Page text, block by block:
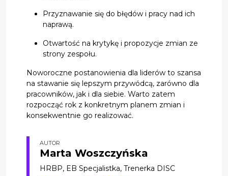
Przyznawanie się do błędów i pracy nad ich
naprawą.
Otwartość na krytykę i propozycje zmian ze
strony zespołu.
Noworoczne postanowienia dla liderów to szansa
na stawanie się lepszym przywódcą, zarówno dla
pracowników, jak i dla siebie. Warto zatem
rozpocząć rok z konkretnym planem zmian i
konsekwentnie go realizować.
AUTOR
Marta Woszczyńska
HRBP, EB Specjalistka, Trenerka DISC